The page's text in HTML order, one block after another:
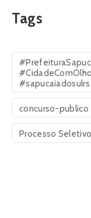
Tags
#sapucaiadosulrs
concurso-publico
Processo Seletivo